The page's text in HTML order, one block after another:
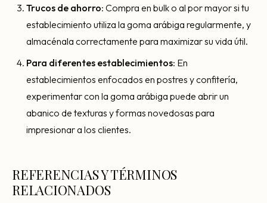
Trucos de ahorro: Compra en bulk o al por mayor si tu
establecimiento utiliza la goma arábiga regularmente, y
almacénala correctamente para maximizar su vida útil.
Para diferentes establecimientos: En
establecimientos enfocados en postres y confitería,
experimentar con la goma arábiga puede abrir un
abanico de texturas y formas novedosas para
impresionar a los clientes.
REFERENCIAS Y TÉRMINOS
RELACIONADOS